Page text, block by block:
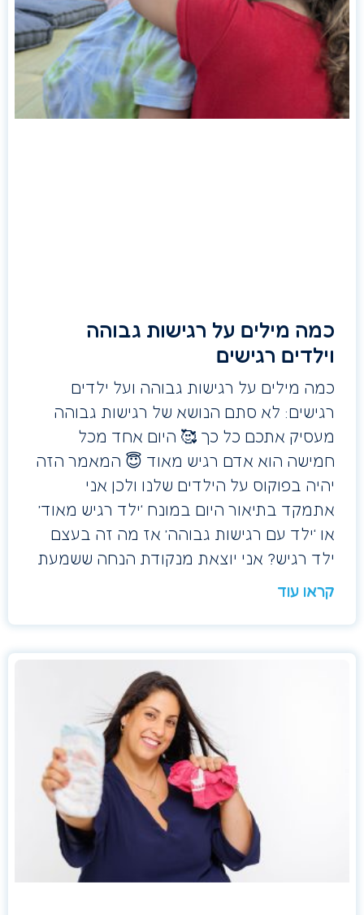
כמה מילים על רגישות גבוהה
וילדים רגישים
כמה מילים על רגישות גבוהה ועל ילדים
רגישים: לא סתם הנושא של רגישות גבוהה
מעסיק אתכם כל כך 🥰 היום אחד מכל
חמישה הוא אדם רגיש מאוד 😇 המאמר הזה
יהיה בפוקוס על הילדים שלנו ולכן אני
אתמקד בתיאור היום במונח ‘ילד רגיש מאוד’
או ‘ילד עם רגישות גבוהה’ אז מה זה בעצם
ילד רגיש? אני יוצאת מנקודת הנחה ששמעת
קראו עוד